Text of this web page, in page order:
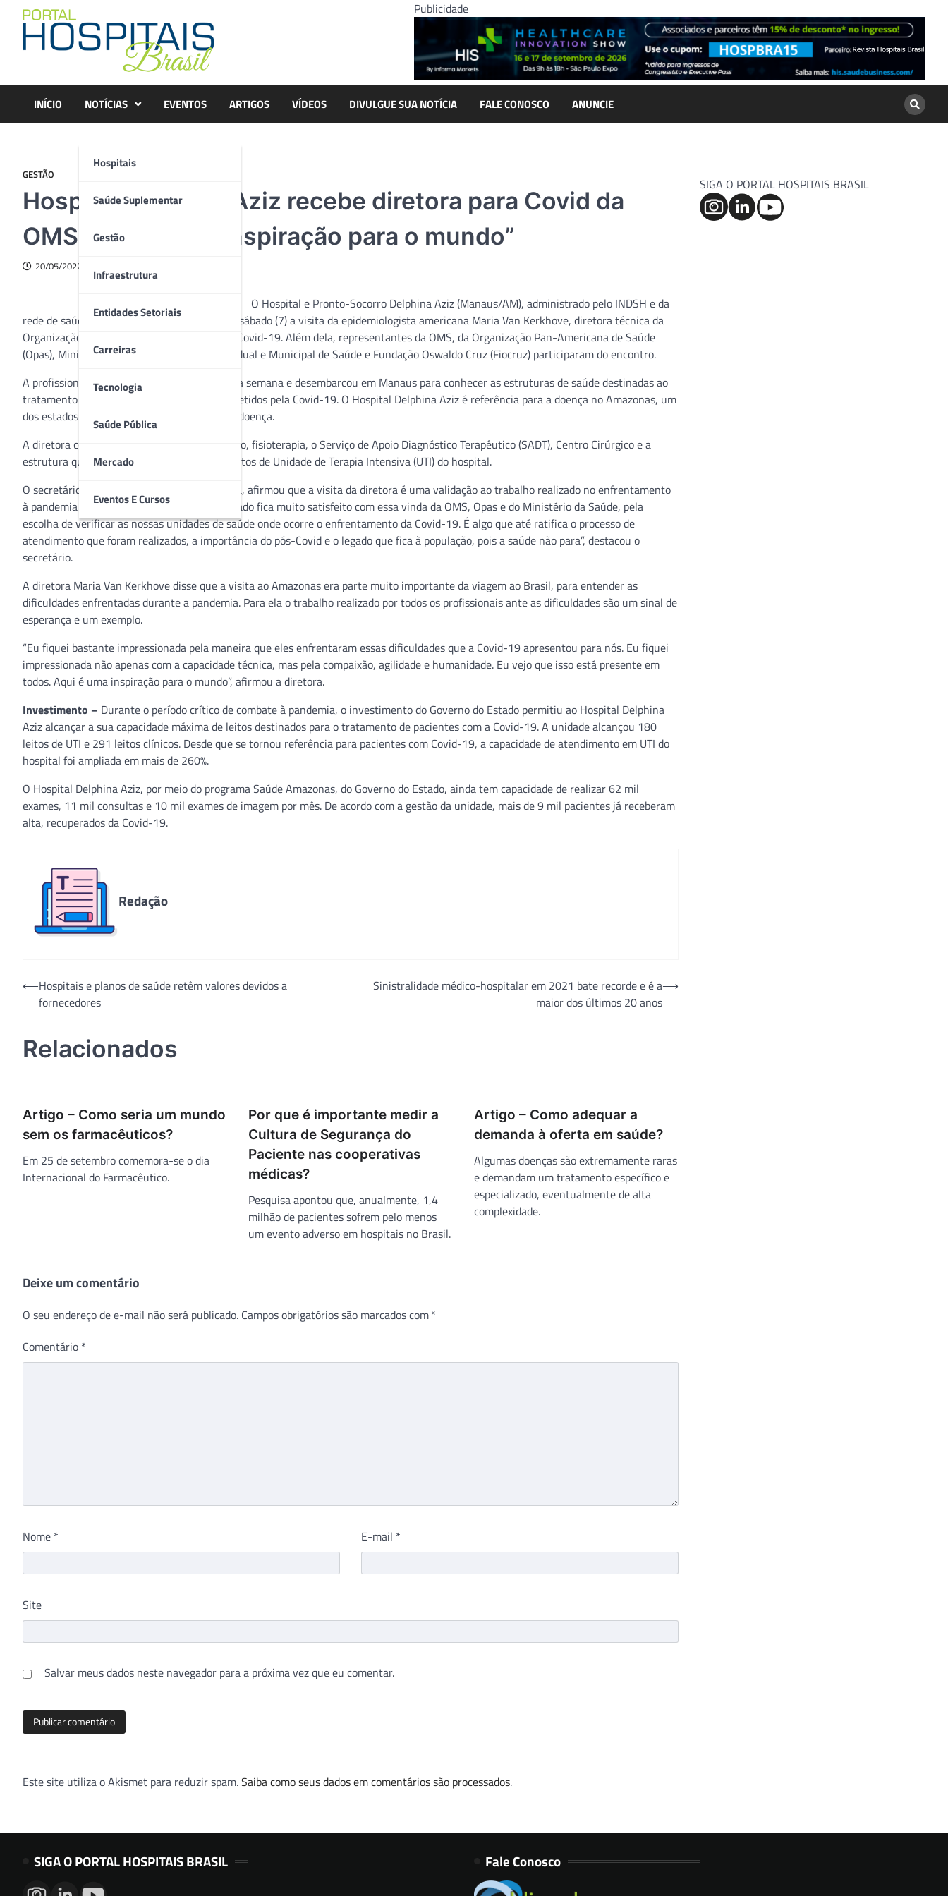
content
Publicidade
INÍCIO NOTÍCIAS
Hospitais
Saúde Suplementar
Gestão
Infraestrutura
Entidades Setoriais
Carreiras
Tecnologia
Saúde Pública
Mercado
Eventos E Cursos
EVENTOS ARTIGOS VÍDEOS DIVULGUE SUA NOTÍCIA FALE CONOSCO ANUNCIE
GESTÃO
Hospital Delphina Aziz recebe diretora para Covid da
OMS: “trabalho é inspiração para o mundo”
20/05/2022
O Hospital e Pronto-Socorro Delphina Aziz (Manaus/AM), administrado pelo INDSH e da
rede de saúde do governo do AM, recebeu no sábado (7) a visita da epidemiologista americana Maria Van Kerkhove, diretora técnica da
Organização Mundial da Saúde (OMS) para a Covid-19. Além dela, representantes da OMS, da Organização Pan-Americana de Saúde
(Opas), Ministério da Saúde, Secretarias Estadual e Municipal de Saúde e Fundação Oswaldo Cruz (Fiocruz) participaram do encontro.
A profissional está no país desde o início desta semana e desembarcou em Manaus para conhecer as estruturas de saúde destinadas ao
tratamento e recuperação de pacientes acometidos pela Covid-19. O Hospital Delphina Aziz é referência para a doença no Amazonas, um
dos estados brasileiros mais acometidos pela doença.
A diretora conheceu o laboratório, ambulatório, fisioterapia, o Serviço de Apoio Diagnóstico Terapêutico (SADT), Centro Cirúrgico e a
estrutura que é disponível à população nos leitos de Unidade de Terapia Intensiva (UTI) do hospital.
O secretário executivo da SES-AM, Jani Kenta, afirmou que a visita da diretora é uma validação ao trabalho realizado no enfrentamento
à pandemia no Amazonas. “O Governo do Estado fica muito satisfeito com essa vinda da OMS, Opas e do Ministério da Saúde, pela
escolha de verificar as nossas unidades de saúde onde ocorre o enfrentamento da Covid-19. É algo que até ratifica o processo de
atendimento que foram realizados, a importância do pós-Covid e o legado que fica à população, pois a saúde não para”, destacou o
secretário.
A diretora Maria Van Kerkhove disse que a visita ao Amazonas era parte muito importante da viagem ao Brasil, para entender as
dificuldades enfrentadas durante a pandemia. Para ela o trabalho realizado por todos os profissionais ante as dificuldades são um sinal de
esperança e um exemplo.
“Eu fiquei bastante impressionada pela maneira que eles enfrentaram essas dificuldades que a Covid-19 apresentou para nós. Eu fiquei
impressionada não apenas com a capacidade técnica, mas pela compaixão, agilidade e humanidade. Eu vejo que isso está presente em
todos. Aqui é uma inspiração para o mundo”, afirmou a diretora.
Investimento – Durante o período crítico de combate à pandemia, o investimento do Governo do Estado permitiu ao Hospital Delphina
Aziz alcançar a sua capacidade máxima de leitos destinados para o tratamento de pacientes com a Covid-19. A unidade alcançou 180
leitos de UTI e 291 leitos clínicos. Desde que se tornou referência para pacientes com Covid-19, a capacidade de atendimento em UTI do
hospital foi ampliada em mais de 260%.
O Hospital Delphina Aziz, por meio do programa Saúde Amazonas, do Governo do Estado, ainda tem capacidade de realizar 62 mil
exames, 11 mil consultas e 10 mil exames de imagem por mês. De acordo com a gestão da unidade, mais de 9 mil pacientes já receberam
alta, recuperados da Covid-19.
Redação
Navegação
⟵Hospitais e planos de saúde retêm valores devidos a
fornecedores
Sinistralidade médico-hospitalar em 2021 bate recorde e é a
maior dos últimos 20 anos
⟶
Relacionados
Artigo – Como seria um mundo
sem os farmacêuticos?
Em 25 de setembro comemora-se o dia
Internacional do Farmacêutico.
Por que é importante medir a
Cultura de Segurança do
Paciente nas cooperativas
médicas?
Pesquisa apontou que, anualmente, 1,4
milhão de pacientes sofrem pelo menos
um evento adverso em hospitais no Brasil.
Artigo – Como adequar a
demanda à oferta em saúde?
Algumas doenças são extremamente raras
e demandam um tratamento específico e
especializado, eventualmente de alta
complexidade.
Deixe um comentário
O seu endereço de e-mail não será publicado. Campos obrigatórios são marcados com *
Comentário *
Nome * E-mail *
Site
Salvar meus dados neste navegador para a próxima vez que eu comentar.
Este site utiliza o Akismet para reduzir spam.Saiba como seus dados em comentários são processados.
SIGA O PORTAL HOSPITAIS BRASIL
SIGA O PORTAL HOSPITAIS BRASIL Fale Conosco